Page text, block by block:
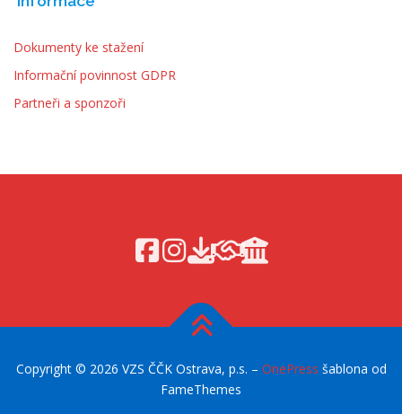
Dokumenty ke stažení
Informační povinnost GDPR
Partneři a sponzoři
Copyright © 2026 VZS ČČK Ostrava, p.s. – OnePress šablona od
FameThemes